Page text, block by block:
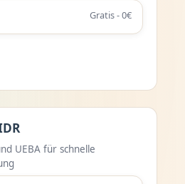
Gratis - 0€
UEBA für schnelle